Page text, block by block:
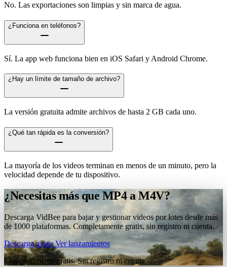
No. Las exportaciones son limpias y sin marca de agua.
¿Funciona en teléfonos?
Sí. La app web funciona bien en iOS Safari y Android Chrome.
¿Hay un límite de tamaño de archivo?
La versión gratuita admite archivos de hasta 2 GB cada uno.
¿Qué tan rápida es la conversión?
La mayoría de los videos terminan en menos de un minuto, pero la
velocidad depende de tu dispositivo.
¿Necesitas más que MP4 a M4V?
Descarga VidBee para bajar y gestionar videos por lotes desde más
de 1000 plataformas. Completamente gratis, sin registro ni cuenta.
Descarga gratisVer lanzamientos
Completamente gratis. Sin registro ni cuenta.